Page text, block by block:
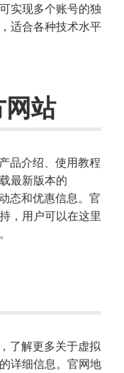
实现多个账号的独
适合各种技术水平
站
品介绍、使用教程
最新版本的
态和优惠信息。官
，用户可以在这里
了解更多关于虚拟
详细信息。官网地